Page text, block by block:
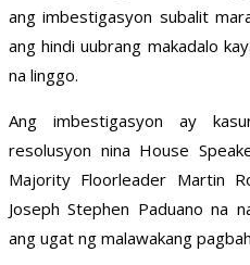
ang imbestigasyon subalit
ang hindi uubrang makadalo
na linggo.
Ang imbestigasyon ay
resolusyon nina House
Majority Floorleader Martin
Joseph Stephen Paduano na
ang ugat ng malawakang